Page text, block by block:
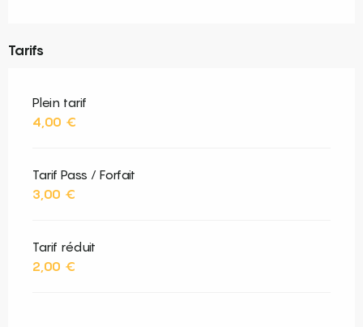
Tarifs
Plein tarif
4,00 €
Tarif Pass / Forfait
3,00 €
Tarif réduit
2,00 €